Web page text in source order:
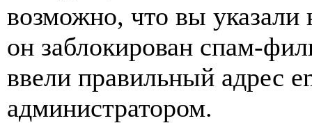
возможно, что вы
он заблокирован спам-
ввели правильный адрес
администратором.